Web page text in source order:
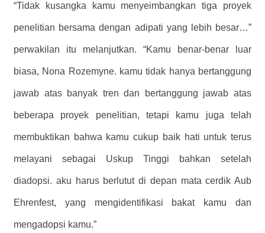
“Tidak kusangka kamu menyeimbangkan tiga proyek
penelitian bersama dengan adipati yang lebih besar…”
perwakilan itu melanjutkan. “Kamu benar-benar luar
biasa, Nona Rozemyne. kamu tidak hanya bertanggung
jawab atas banyak tren dan bertanggung jawab atas
beberapa proyek penelitian, tetapi kamu juga telah
membuktikan bahwa kamu cukup baik hati untuk terus
melayani sebagai Uskup Tinggi bahkan setelah
diadopsi. aku harus berlutut di depan mata cerdik Aub
Ehrenfest, yang mengidentifikasi bakat kamu dan
mengadopsi kamu.”